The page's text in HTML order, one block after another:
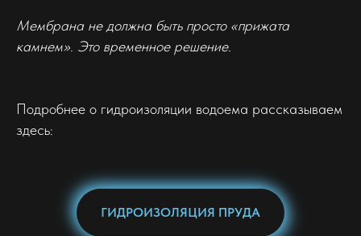
Мембрана не должна быть просто «прижата
камнем». Это временное решение.
Подробнее о гидроизоляции водоема рассказываем
здесь:
ГИДРОИЗОЛЯЦИЯ ПРУДА